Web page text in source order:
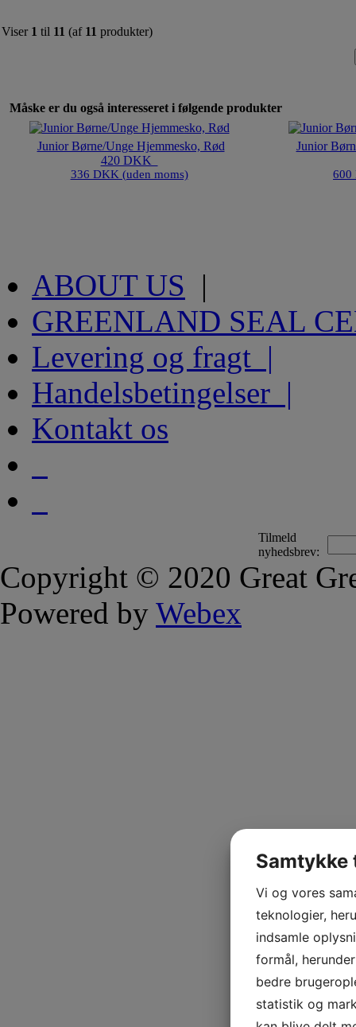
Viser 1 til 11 (af 11 produkter)
Måske er du også interesseret i følgende produkter
Junior Børne/Unge Hjemmesko, Rød
420 DKK
336 DKK (uden moms)
Junior
600
ABOUT US |
GREENLAND SEAL
Levering og fragt |
Handelsbetingelser |
Kontakt os
Tilmeld
nyhedsbrev:
Copyright © 2020 Great
Powered by Webex
Vi og vores
teknologier,
indsamle
formål,
bedre
statistik og